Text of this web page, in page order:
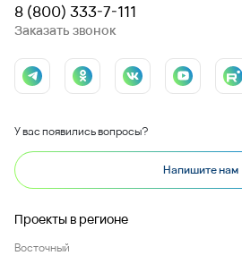
8 (800) 333-7-111
Заказать звонок
У вас появились вопросы?
Напишите нам
Проекты в регионе
Восточный